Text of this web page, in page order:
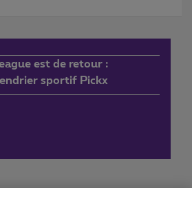
est de retour :
sportif Pickx